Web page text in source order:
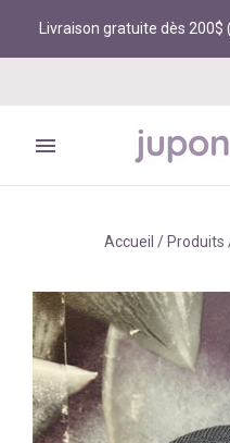
Livraison gratuite dès 200$
Accueil / Produits